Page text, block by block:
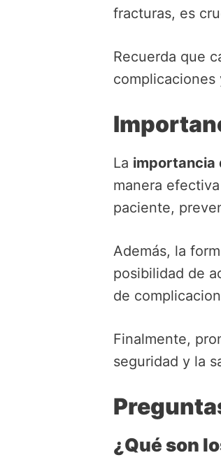
fracturas, es
Recuerda que
complicaciones
La importancia
manera
paciente,
Además, la
posibilidad de
de
Finalmente,
seguridad y la
¿Qué son